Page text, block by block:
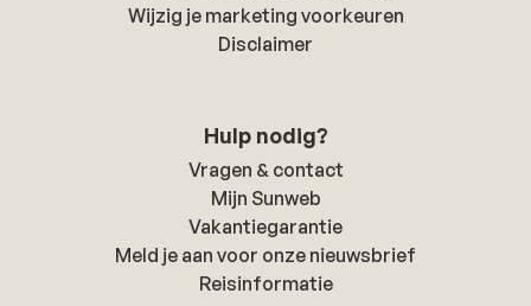
Wijzig je marketing voorkeuren
Disclaimer
Hulp nodig?
Vragen & contact
Mijn Sunweb
Vakantiegarantie
Meld je aan voor onze nieuwsbrief
Reisinformatie